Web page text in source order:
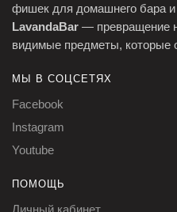
фишек для домашнего бара и
LavandaBar — превращение
видимые предметы, которые
МЫ В СОЦСЕТЯХ
Facebook
Instagram
Youtube
ПОМОЩЬ
Личный кабинет